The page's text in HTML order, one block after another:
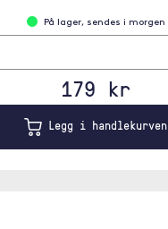
På lager, sendes i morgen
179 kr
Legg i handlekurven